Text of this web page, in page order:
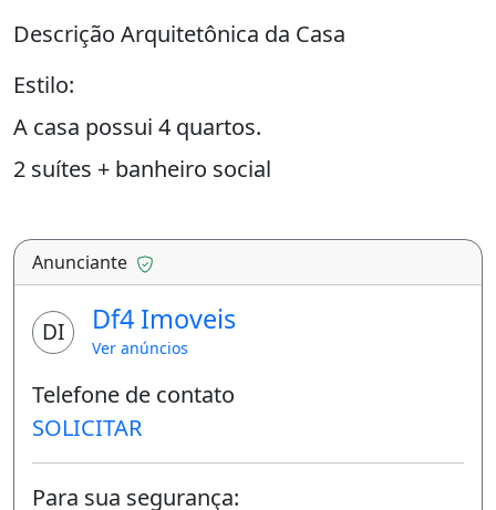
Descrição Arquitetônica da Casa
Estilo:
A casa possui 4 quartos.
2 suítes + banheiro social
A casa segue um estilo contemporâneo
minimalista, com linhas retas, fachada limpa,
e predominância de cores neutras (branco e
cinza claro), transmitindo sofisticação e
modernidade. A fachada alta e o muro liso
garantem privacidade total à residência.
Fachada e Exterior:
Anunciante
DI Df4 Imoveis
Ver anúncios
Telefone de contato
SOLICITAR
Para sua segurança: